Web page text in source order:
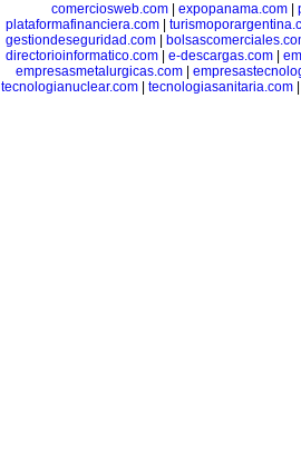
comerciosweb.com
expopanama.com
plataformafinanciera.com
gestiondeseguridad.com
directorioinformatico.com
e-descargas.com
empresasmetalurgicas.com|
tecnologianuclear.com| tecnologiasanitaria.com